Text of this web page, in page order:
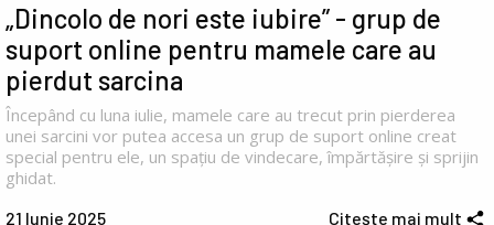
„Dincolo de nori este iubire” - grup de
suport online pentru mamele care au
pierdut sarcina
Începând cu luna iulie, mamele care au trecut prin pierderea
unei sarcini vor putea accesa un grup de suport online creat
special pentru ele, un spațiu de vindecare, împărtășire și sprijin
ghidat.
21 Iunie 2025 Citește mai mult